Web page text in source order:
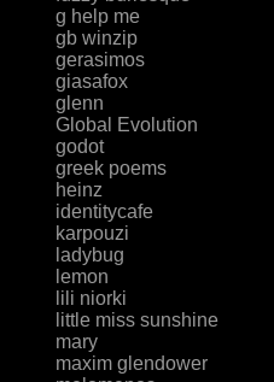
g help me
gb winzip
gerasimos
giasafox
glenn
Global Evolution
godot
greek poems
heinz
identitycafe
karpouzi
ladybug
lemon
lili niorki
little miss sunshine
mary
maxim glendower